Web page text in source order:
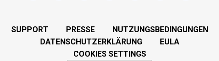
SUPPORT PRESSE
NUTZUNGSBEDINGUNGEN
DATENSCHUTZERKLÄRUNG
EULA
COOKIES SETTINGS